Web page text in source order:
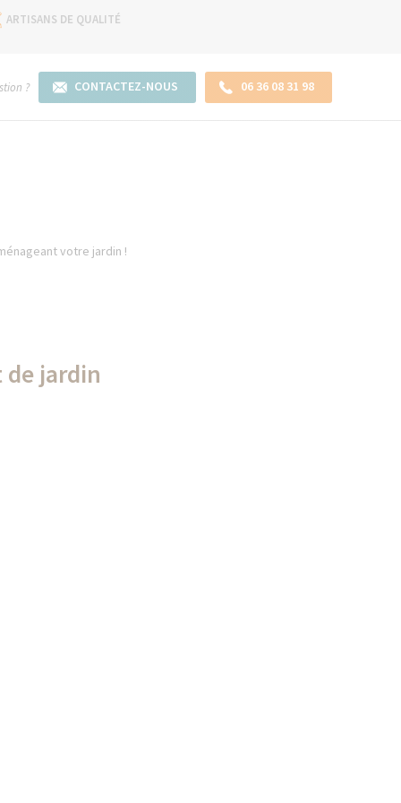
ARTISANS DE QUALITÉ
? CONTACTEZ-NOUS 06 36 08 31 98
votre jardin !
de jardin